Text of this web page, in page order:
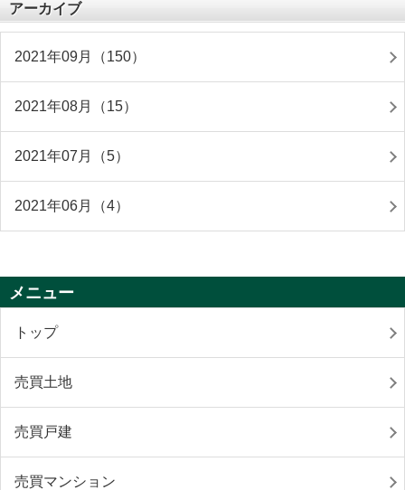
アーカイブ
2021年09月（150）
2021年08月（15）
2021年07月（5）
2021年06月（4）
メニュー
トップ
売買土地
売買戸建
売買マンション